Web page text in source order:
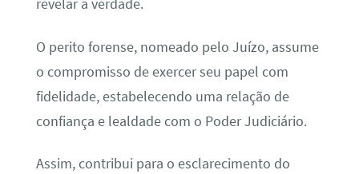
revelar a verdade.
O perito forense, nomeado pelo Juízo, assume
o compromisso de exercer seu papel com
fidelidade, estabelecendo uma relação de
confiança e lealdade com o Poder Judiciário.
Assim, contribui para o esclarecimento do